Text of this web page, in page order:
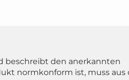
beschreibt den anerkannten
normkonform ist, muss aus